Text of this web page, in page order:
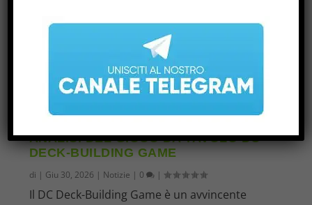
ANALISI DEL GIOCO DA TAVOLO DC
DECK-BUILDING GAME
di | Giu 30, 2026 | Notizie | 0 |
Il DC Deck-Building Game è un avvincente